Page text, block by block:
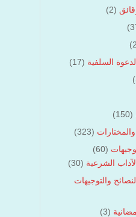
(2)
السلفية (17)
(150)
(323)
(60)
الشرعية (30)
والتوجيهات
(3)